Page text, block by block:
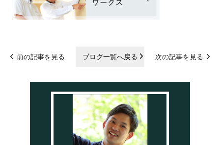
前の記事を見る ブログ一覧へ戻る 次の記事を見る